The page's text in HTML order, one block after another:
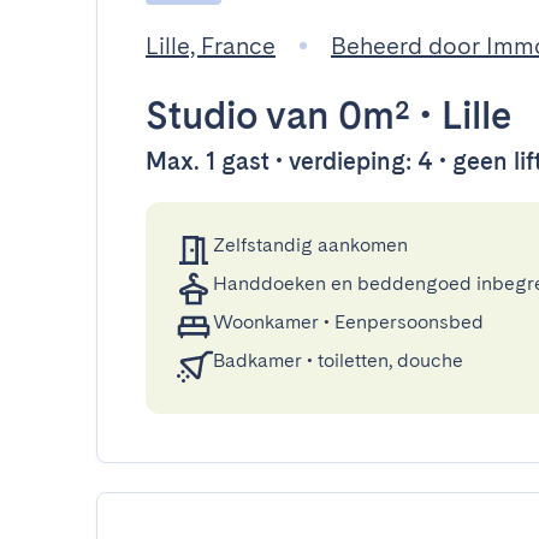
Lille, France Beheerd door
Studiovan 0m² • Lille
Max. 1 gast • verdieping: 4 • geen
Zelfstandig aankomen
Handdoeken en beddengoed
Woonkamer • Eenpersoonsbed
Badkamer • toiletten, douche